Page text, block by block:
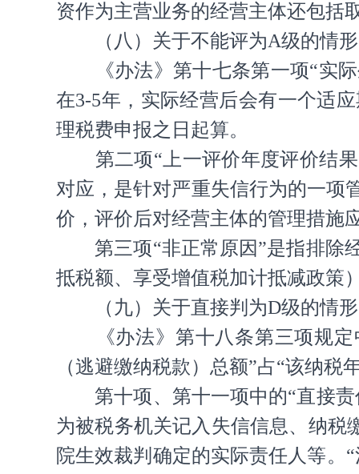
资作为主营业务的经营主体还包括
（八）关于不能评为A级的情形
《办法》第十七条第一项“实
在3-5年，实际经营后会有一个适
理税费申报之日起算。
第二项“上一评价年度评价结
对应，是针对严重失信行为的一项
价，评价后对经营主体的管理措施
第三项“非正常原因”是指排除
抵税额、享受增值税加计抵减政策
（九）关于直接判为D级的情形
《办法》第十八条第三项规
（逃避缴纳税款）总额”占“该纳
第十项、第十一项中的“直接
为被税务机关记入失信信息、纳税
院生效裁判确定的实际责任人等。